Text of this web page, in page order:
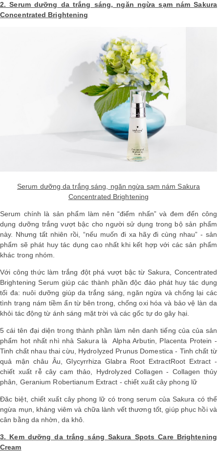
2. Serum dưỡng da trắng sáng, ngăn ngừa sạm nám Sakura
Concentrated Brightening
Serum dưỡng da trắng sáng, ngăn ngừa sạm nám Sakura
Concentrated Brightening
Serum chính là sản phẩm làm nên “điểm nhấn” và đem đến công
dụng dưỡng trắng vượt bậc cho người sử dụng trong bộ sản phẩm
này. Nhưng tất nhiên rồi, “nếu muốn đi xa hãy đi cùng nhau” - sản
phẩm sẽ phát huy tác dụng cao nhất khi kết hợp với các sản phẩm
khác trong nhóm.
Với công thức làm trắng đột phá vượt bậc từ Sakura, Concentrated
Brightening Serum giúp các thành phần độc đáo phát huy tác dụng
tối đa: nuôi dưỡng giúp da trắng sáng, ngăn ngừa và chống lại các
tình trạng nám tiềm ẩn từ bên trong, chống oxi hóa và bảo vệ làn da
khỏi tác động từ ánh sáng mặt trời và các gốc tự do gây hại.
5 cái tên đại diện trong thành phần làm nên danh tiếng của của sản
phẩm hot nhất nhì nhà Sakura là Alpha Arbutin, Placenta Protein -
Tinh chất nhau thai cừu, Hydrolyzed Prunus Domestica - Tinh chất từ
quả mận châu Âu, Glycyrrhiza Glabra Root ExtractRoot Extract -
chiết xuất rễ cây cam thảo, Hydrolyzed Collagen - Collagen thủy
phân, Geranium Robertianum Extract - chiết xuất cây phong lữ
Đăc biệt, chiết xuất cây phong lữ có trong serum của Sakura có thể
ngừa mụn, kháng viêm và chữa lành vết thương tốt, giúp phục hồi và
cân bằng da nhờn, da khô.
3. Kem dưỡng da trắng sáng Sakura Spots Care Brightening
Cream